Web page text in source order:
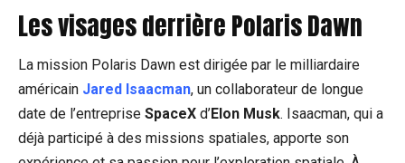
Les visages derrière Polaris Dawn
La mission Polaris Dawn est dirigée par le milliardaire
américain Jared Isaacman, un collaborateur de longue
date de l’entreprise SpaceX d’Elon Musk. Isaacman, qui a
déjà participé à des missions spatiales, apporte son